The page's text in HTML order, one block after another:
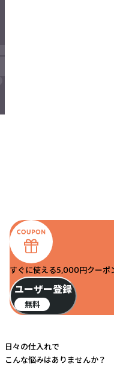
すぐに使える5,000円クーポ
ユーザー登録
無料
日々の仕入れで
こんな悩みはありませんか？